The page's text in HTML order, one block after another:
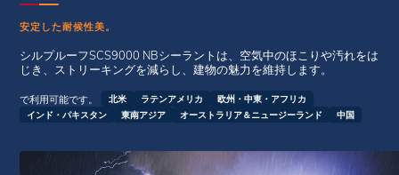
安定した耐候性美。
シルプルーフSCS9000 NBシーラントは、空気中のほこりや汚れをは
じき、ストリーキングを減らし、建物の魅力を維持します。
で利用可能です。 北米 ラテンアメリカ
欧州・中東・アフリカ
インド・パキスタン
東南アジア オーストラリア＆ニュージーランド 中国